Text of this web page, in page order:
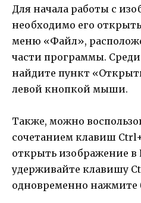
Для начала работы с
необходимо его
меню «Файл»,
части программы.
найдите пункт
левой кнопкой мыши.
Также, можно
сочетанием клавиш
открыть изображение в
удерживайте клавишу
одновременно нажмите